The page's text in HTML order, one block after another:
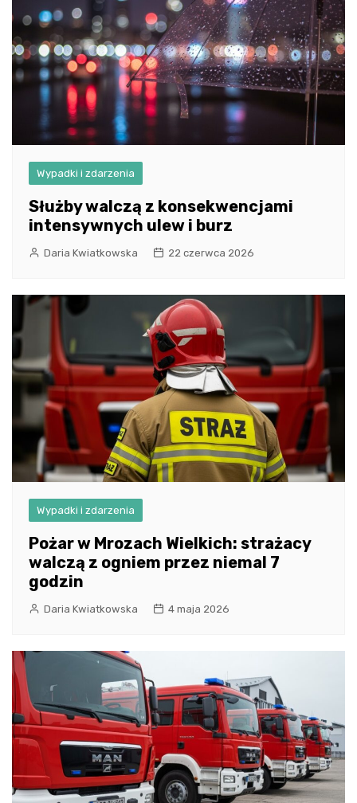
Wypadki i zdarzenia
Służby walczą z konsekwencjami
intensywnych ulew i burz
Daria Kwiatkowska 22 czerwca 2026
Wypadki i zdarzenia
Pożar w Mrozach Wielkich: strażacy
walczą z ogniem przez niemal 7
godzin
Daria Kwiatkowska 4 maja 2026